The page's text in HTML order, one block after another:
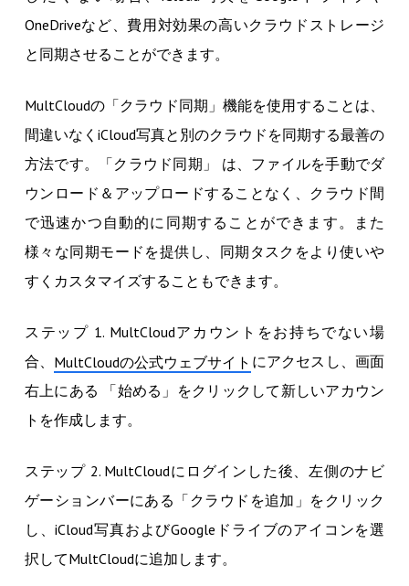
OneDriveなど、費用対効果の高いクラウドストレージ
と同期させることができます。
MultCloudの「クラウド同期」機能を使用することは、
間違いなくiCloud写真と別のクラウドを同期する最善の
方法です。「クラウド同期」 は、ファイルを手動でダ
ウンロード＆アップロードすることなく、クラウド間
で迅速かつ自動的に同期することができます。また
様々な同期モードを提供し、同期タスクをより使いや
すくカスタマイズすることもできます。
ステップ 1. MultCloudアカウントをお持ちでない場
合、 MultCloudの公式ウェブサイト にアクセスし、画面
右上にある 「始める」をクリックして新しいアカウン
トを作成します。
ステップ 2. MultCloudにログインした後、左側のナビ
ゲーションバーにある「クラウドを追加」をクリック
し、iCloud写真およびGoogleドライブのアイコンを選
択してMultCloudに追加します。